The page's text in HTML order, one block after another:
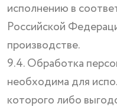
исполнению в
Российской
производстве.
9.4. Обработка
необходима для
которого либо